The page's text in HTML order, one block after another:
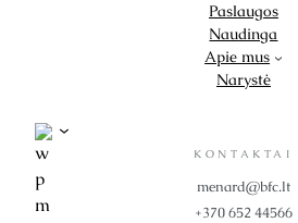
Paslaugos
Naudinga
Apie mus
Narystė
KONTAKTAI
menard@bfc.lt
+370 652 44566